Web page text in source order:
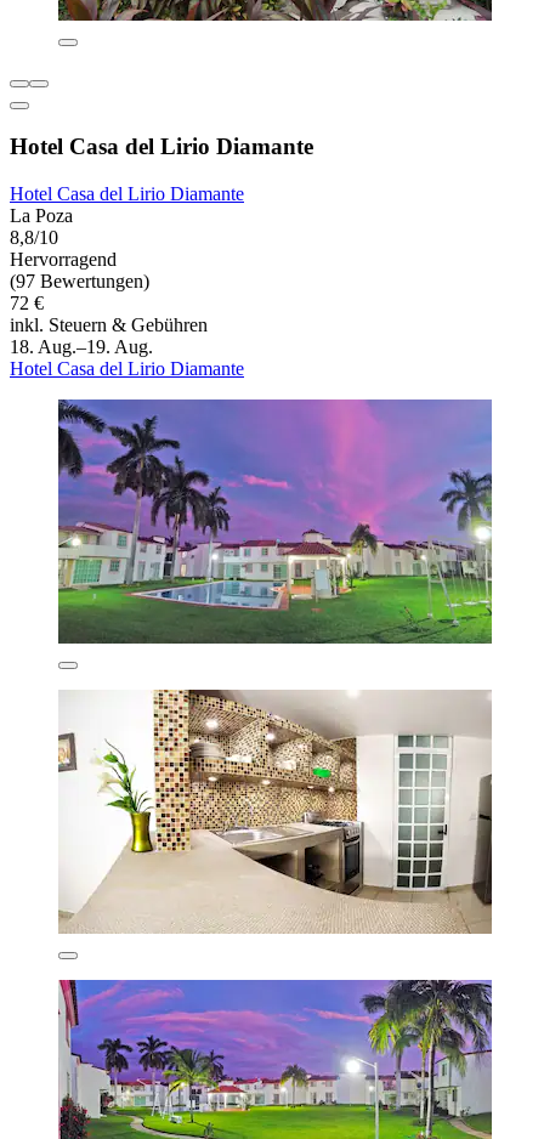
Hotel Casa del Lirio Diamante
Hotel Casa del Lirio Diamante
La Poza
8,8/10
Hervorragend
(97 Bewertungen)
72 €
inkl. Steuern & Gebühren
18. Aug.–19. Aug.
Hotel Casa del Lirio Diamante